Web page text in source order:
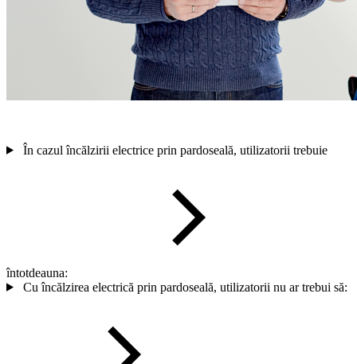
În cazul încălzirii electrice prin pardoseală, utilizatorii trebuie
întotdeauna:
Cu încălzirea electrică prin pardoseală, utilizatorii nu ar trebui să: